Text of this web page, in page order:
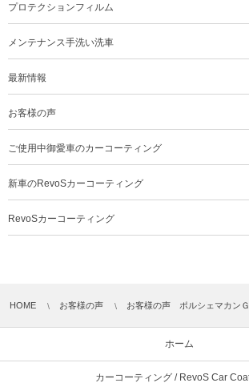
プロテクションフィルム
メンテナンス手洗い洗車
最新情報
お客様の声
ご使用中御愛車のカーコーティング
新車のRevoSカーコーティング
RevoSカーコーティング
HOME お客様の声 お客様の声 ポルシェマカン
ホーム
カーコーティング / RevoS Car